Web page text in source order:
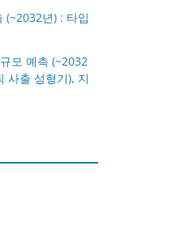
(~2032년) : 타입
모 예측 (~2032
사출 성형기), 지